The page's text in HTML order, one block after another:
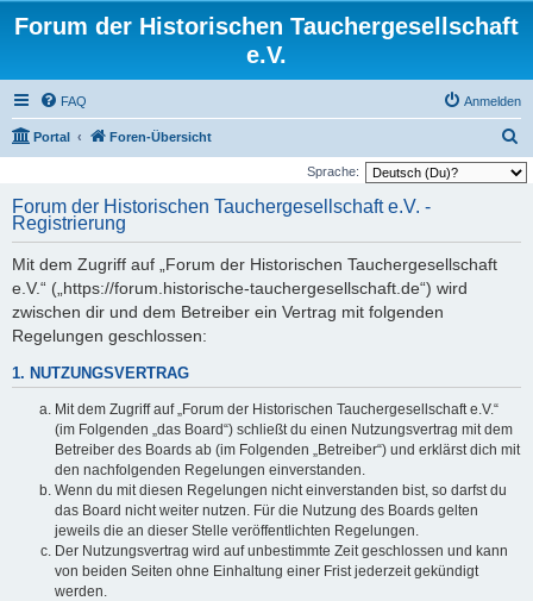
Forum der Historischen Tauchergesellschaft
e.V.
FAQ Anmelden
Portal Foren-Übersicht
u
Sprache:
Forum der Historischen Tauchergesellschaft e.V. -
Registrierung
Mit dem Zugriff auf „Forum der Historischen Tauchergesellschaft
e.V.“ („https://forum.historische-tauchergesellschaft.de“) wird
zwischen dir und dem Betreiber ein Vertrag mit folgenden
Regelungen geschlossen:
1. NUTZUNGSVERTRAG
Mit dem Zugriff auf „Forum der Historischen Tauchergesellschaft e.V.“
(im Folgenden „das Board“) schließt du einen Nutzungsvertrag mit dem
Betreiber des Boards ab (im Folgenden „Betreiber“) und erklärst dich mit
den nachfolgenden Regelungen einverstanden.
Wenn du mit diesen Regelungen nicht einverstanden bist, so darfst du
das Board nicht weiter nutzen. Für die Nutzung des Boards gelten
jeweils die an dieser Stelle veröffentlichten Regelungen.
Der Nutzungsvertrag wird auf unbestimmte Zeit geschlossen und kann
von beiden Seiten ohne Einhaltung einer Frist jederzeit gekündigt
werden.